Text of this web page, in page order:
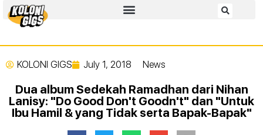
KOLONI GIGS July 1, 2018 News
Dua album Sedekah Ramadhan dari Nihan
Lanisy: "Do Good Don't Goodn't" dan "Untuk
Ibu Hamil & yang Tidak serta Bapak-Bapak"